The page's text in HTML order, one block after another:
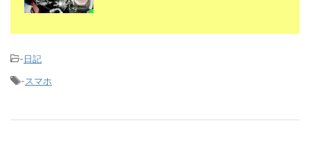
-日記
-スマホ